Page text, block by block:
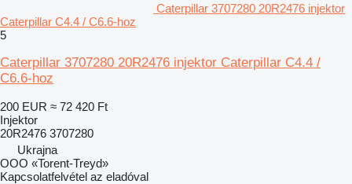
Caterpillar 3707280 20R2476 injektor
Caterpillar C4.4 / C6.6-hoz
5
Caterpillar 3707280 20R2476 injektor Caterpillar C4.4 /
C6.6-hoz
200 EUR ≈ 72 420 Ft
Injektor
20R2476 3707280
Ukrajna
OOO «Torent-Treyd»
Kapcsolatfelvétel az eladóval